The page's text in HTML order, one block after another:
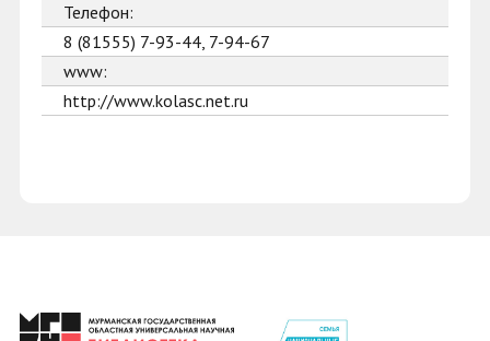
Телефон:
8 (81555) 7-93-44, 7-94-67
www:
http://www.kolasc.net.ru